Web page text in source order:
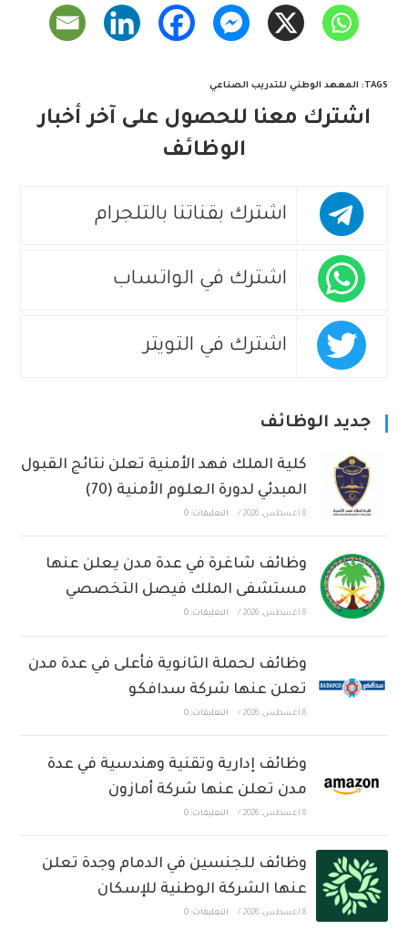
TAGS
: المعهد الوطني للتدريب الصناعي
اشترك معنا للحصول على آخر أخبار
الوظائف
اشترك بقناتنا بالتلجرام
اشترك في الواتساب
اشترك في التويتر
جديد الوظائف
كلية الملك فهد الأمنية تعلن نتائج القبول
المبدئي لدورة العلوم الأمنية (70)
8 أغسطس، 2026 / التعليقات: 0
وظائف شاغرة في عدة مدن يعلن عنها
مستشفى الملك فيصل التخصصي
8 أغسطس، 2026 / التعليقات: 0
وظائف لحملة الثانوية فأعلى في عدة مدن
تعلن عنها شركة سدافكو
8 أغسطس، 2026 / التعليقات: 0
وظائف إدارية وتقنية وهندسية في عدة
مدن تعلن عنها شركة أمازون
8 أغسطس، 2026 / التعليقات: 0
وظائف للجنسين في الدمام وجدة تعلن
عنها الشركة الوطنية للإسكان
8 أغسطس، 2026 / التعليقات: 0